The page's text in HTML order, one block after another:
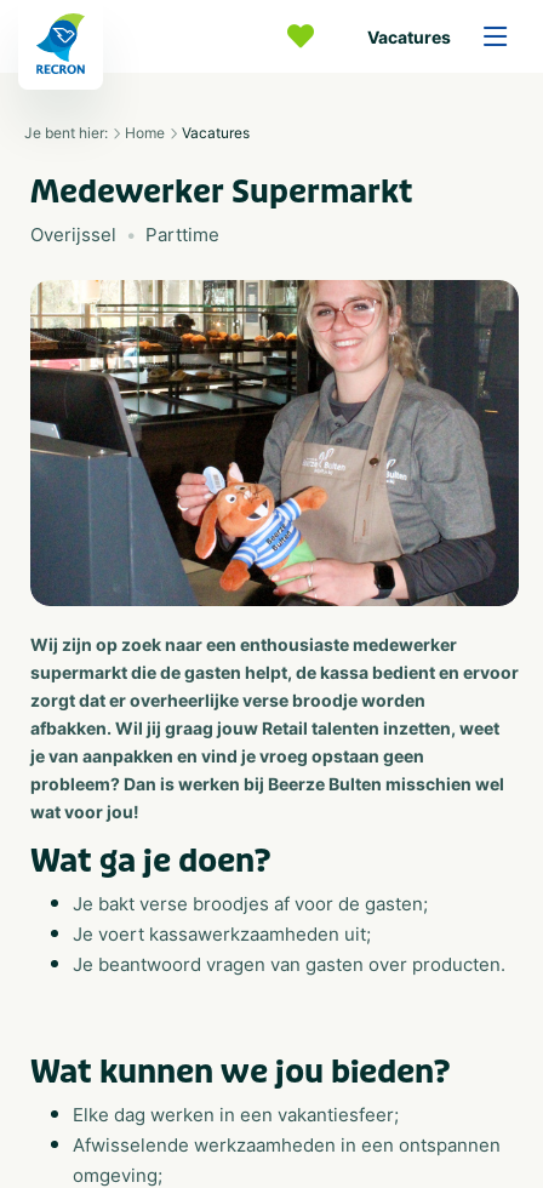
Vacatures
Je bent hier: Home Vacatures
Medewerker Supermarkt
Overijssel Parttime
Wij zijn op zoek naar een enthousiaste medewerker
supermarkt die de gasten helpt, de kassa bedient en ervoor
zorgt dat er overheerlijke verse broodje worden
afbakken. Wil jij graag jouw Retail talenten inzetten, weet
je van aanpakken en vind je vroeg opstaan geen
probleem? Dan is werken bij Beerze Bulten misschien wel
wat voor jou!
Wat ga je doen?
Je bakt verse broodjes af voor de gasten;
Je voert kassawerkzaamheden uit;
Je beantwoord vragen van gasten over producten.
Wat kunnen we jou bieden?
Elke dag werken in een vakantiesfeer;
Afwisselende werkzaamheden in een ontspannen
omgeving;